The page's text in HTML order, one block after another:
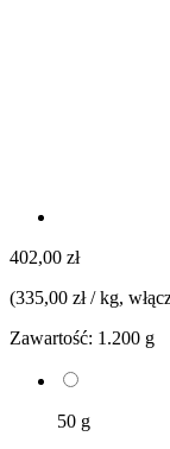
402,00 zł
(335,00 zł / kg,
Zawartość: 1.200 g
50 g